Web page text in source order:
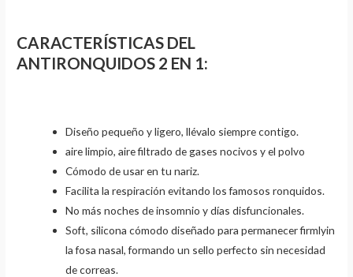
CARACTERÍSTICAS DEL
ANTIRONQUIDOS 2 EN 1:
Diseño pequeño y ligero, llévalo siempre contigo.
aire limpio, aire filtrado de gases nocivos y el polvo
Cómodo de usar en tu nariz.
Facilita la respiración evitando los famosos ronquidos.
No más noches de insomnio y días disfuncionales.
Soft, silicona cómodo diseñado para permanecer firmlyin
la fosa nasal, formando un sello perfecto sin necesidad
de correas.